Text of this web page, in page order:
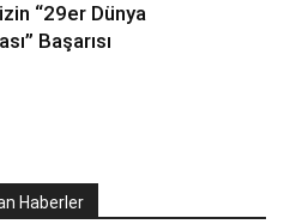
“29er Dünya
Başarısı
Haberler